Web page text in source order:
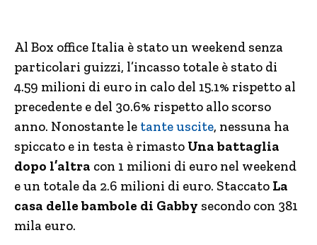
Al Box office Italia è stato un weekend senza
particolari guizzi, l’incasso totale è stato di
4.59 milioni di euro in calo del 15.1% rispetto al
precedente e del 30.6% rispetto allo scorso
anno. Nonostante le tante uscite, nessuna ha
spiccato e in testa è rimasto Una battaglia
dopo l’altra con 1 milioni di euro nel weekend
e un totale da 2.6 milioni di euro. Staccato La
casa delle bambole di Gabby secondo con 381
mila euro.